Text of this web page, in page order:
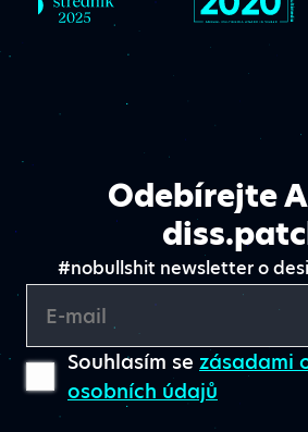
Odebírejte
#nobullshit newsletter o
E-mail
Souhlasím se zásadami
osobních údajů